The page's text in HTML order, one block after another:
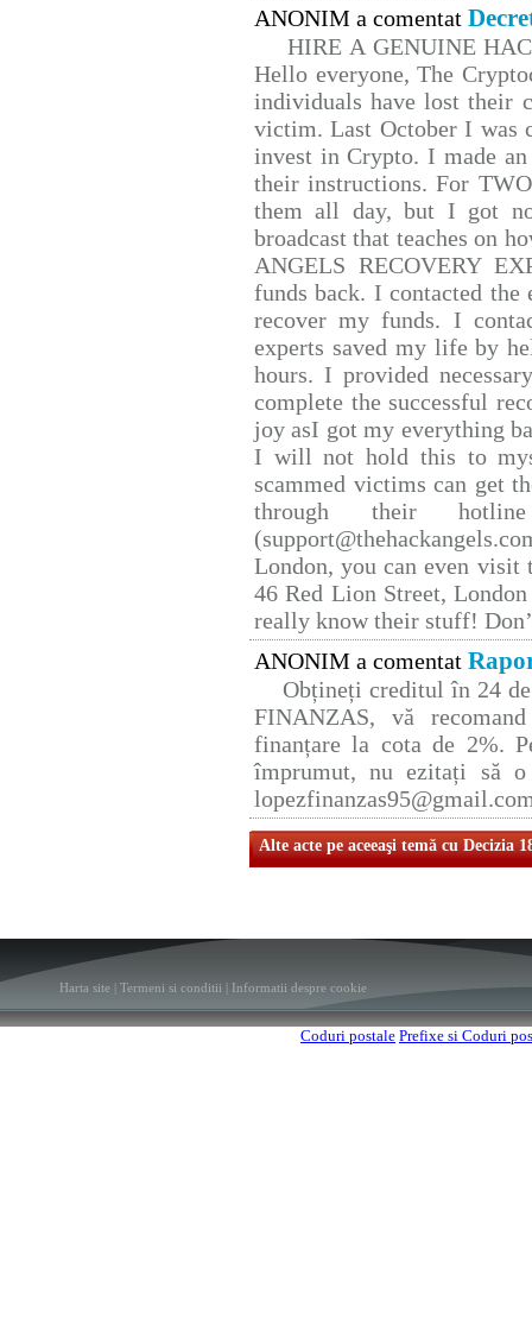
ANONIM a comentat
HIRE A GENUINE
Hello everyone, The
individuals have lost their
victim. Last October I was
invest in Crypto. I made
their instructions. For
them all day, but I got
broadcast that teaches on
ANGELS RECOVERY
funds back. I contacted
recover my funds. I
experts saved my life by
hours. I provided
complete the successful
joy asI got my everything
I will not hold this to
scammed victims can get
through their hotline
London, you can even
46 Red Lion Street,
really know their stuff!
ANONIM a comentat
Obțineți creditul în 24
FINANZAS, vă
finanțare la cota de 2%.
împrumut, nu ezitați să
Alte acte pe aceeaşi temă cu Decizia
Harta site Termeni si conditii Informatii despre cookie
Coduri postale Prefixe si Coduri